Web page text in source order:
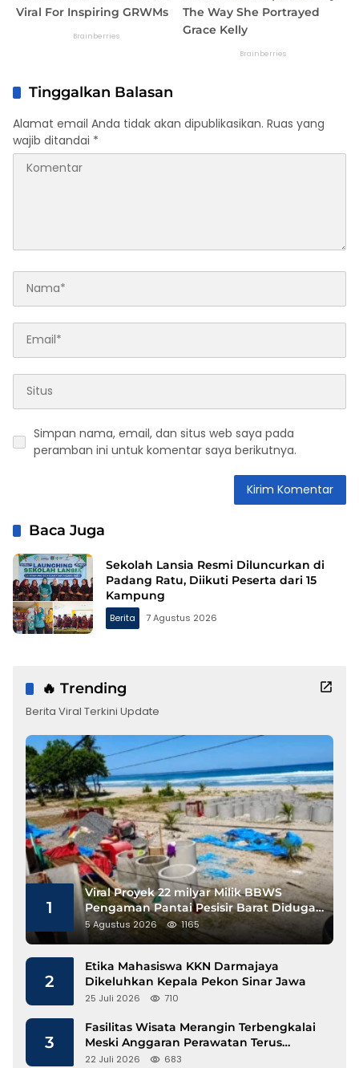
Tinggalkan Balasan
Alamat email Anda tidak akan dipublikasikan. Ruas yang
wajib ditandai *
Simpan nama, email, dan situs web saya pada
peramban ini untuk komentar saya berikutnya.
Baca Juga
Sekolah Lansia Resmi Diluncurkan di
Padang Ratu, Diikuti Peserta dari 15
Kampung
Berita 7 Agustus 2026
🔥 Trending
Berita Viral Terkini Update
1
Viral Proyek 22 milyar Milik BBWS
Pengaman Pantai Pesisir Barat Diduga
Gunakan Besi Banci
5 Agustus 2026 1165
2
Etika Mahasiswa KKN Darmajaya
Dikeluhkan Kepala Pekon Sinar Jawa
25 Juli 2026 710
3
Fasilitas Wisata Merangin Terbengkalai
Meski Anggaran Perawatan Terus
Mengalir
22 Juli 2026 683